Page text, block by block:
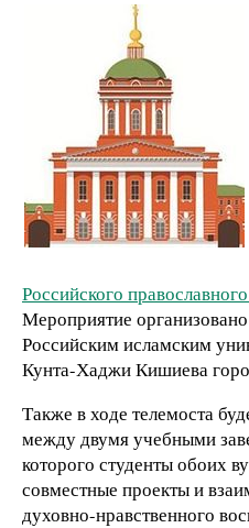
Российского
Мероприятие
Российским исламским
Кунта-Хаджи Кишиева
Также в ходе телемоста
между двумя учебными
которого студенты обоих
совместные проекты и
духовно-нравственного